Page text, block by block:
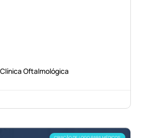
Oftalmológica